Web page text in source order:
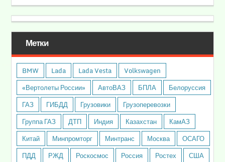
Метки
BMW Lada Lada Vesta
Volkswagen
«Вертолеты России»
АвтоВАЗ БПЛА
Белоруссия
ГАЗ
ГИБДД Грузовики
Грузоперевозки
Группа ГАЗ
ДТП Индия Казахстан
КамАЗ
Китай
Минпромторг Минтранс Москва
ОСАГО
ПДД
РЖД Роскосмос Россия Ростех
США